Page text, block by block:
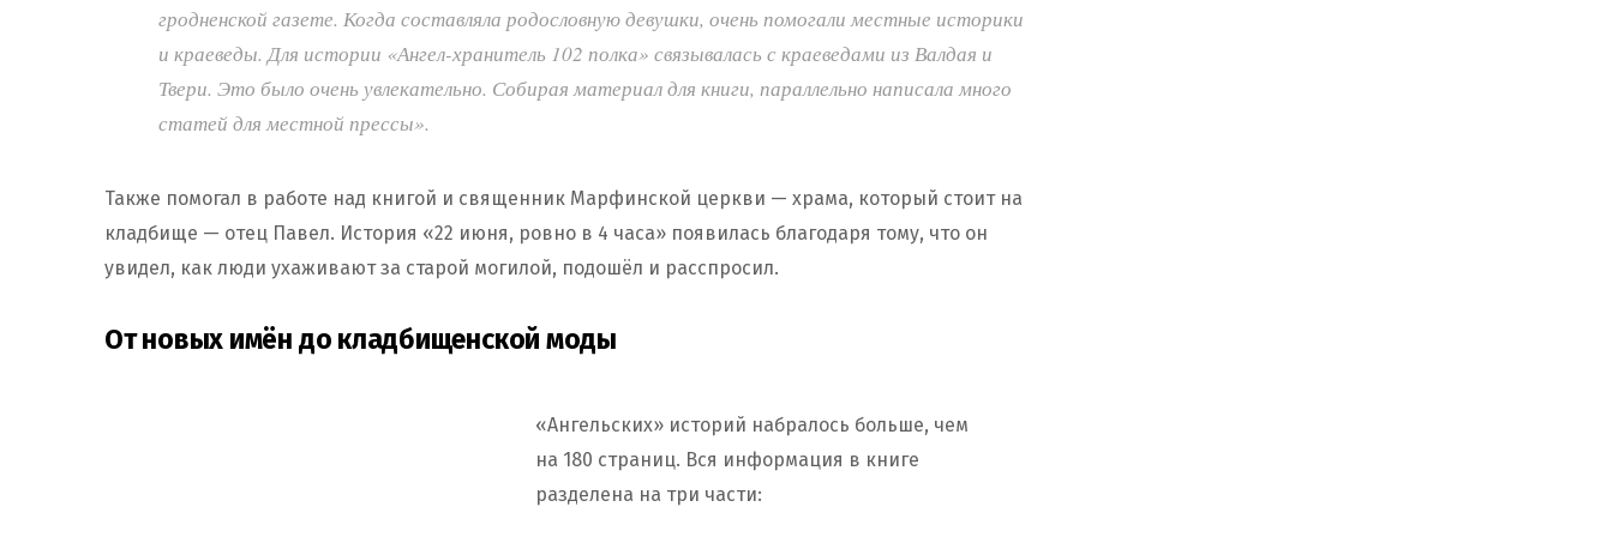
гродненской газете. Когда составляла родословную девушки, очень помогали местные историки
и краеведы. Для истории «Ангел-хранитель 102 полка» связывалась с краеведами из Валдая и
Твери. Это было очень увлекательно. Собирая материал для книги, параллельно написала много
статей для местной прессы».
Также помогал в работе над книгой и священник Марфинской церкви — храма, который стоит на
кладбище — отец Павел. История «22 июня, ровно в 4 часа» появилась благодаря тому, что он
увидел, как люди ухаживают за старой могилой, подошёл и расспросил.
От новых имён до кладбищенской моды
«Ангельских» историй набралось больше, чем
на 180 страниц. Вся информация в книге
разделена на три части: